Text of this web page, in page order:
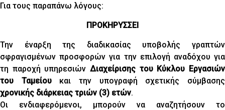
Για τους παραπάνω λόγους:
ΠΡΟΚΗΡΥΣΣΕΙ
Την έναρξη της διαδικασίας υποβολής γραπτών
σφραγισμένων προσφορών για την επιλογή αναδόχου για
τη παροχή υπηρεσιών Διαχείρισης του Κύκλου Εργασιών
του Ταμείουκαι την υπογραφή σχετικής σύμβασης
χρονικής διάρκειας τριών (3) ετών.
Οι ενδιαφερόμενοι, μπορούν να αναζητήσουν το